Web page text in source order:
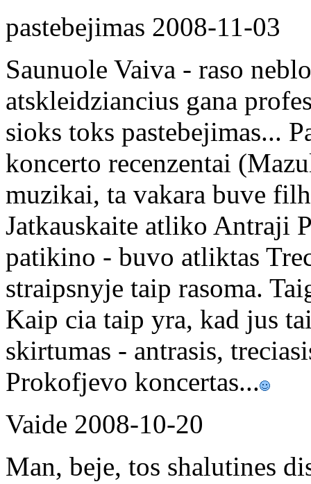
pastebejimas 2008-11-03
Saunuole Vaiva - raso
atskleidziancius gana
sioks toks pastebejimas...
koncerto recenzentai
muzikai, ta vakara buve
Jatkauskaite atliko Antraji
patikino - buvo atliktas
straipsnyje taip rasoma.
Kaip cia taip yra, kad jus
skirtumas - antrasis,
Prokofjevo koncertas...
Vaide 2008-10-20
Man, beje, tos shalutines